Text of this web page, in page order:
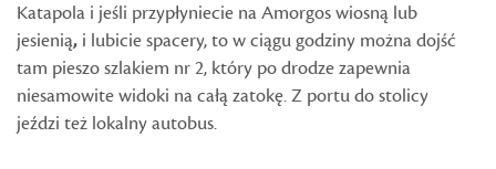
Katapola i jeśli przypłyniecie na Amorgos wiosną lub
jesienią, i lubicie spacery, to w ciągu godziny można dojść
tam pieszo szlakiem nr 2, który po drodze zapewnia
niesamowite widoki na całą zatokę. Z portu do stolicy
jeździ też lokalny autobus.